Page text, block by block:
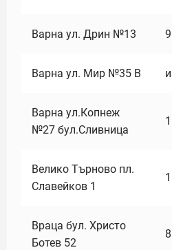
Варна ул. Дрин №13
Варна ул. Мир №35 В
Варна ул.Копнеж
№27 бул.Сливница
Велико Търново пл.
Славейков 1
Враца бул. Христо
Ботев 52